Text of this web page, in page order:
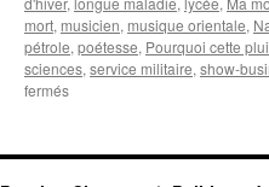
mort, musicien, musique orientale,
pétrole, poétesse, Pourquoi cette
sciences, service militaire, show-
ferméssur